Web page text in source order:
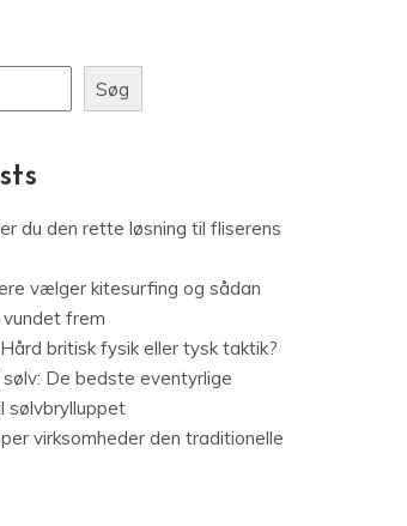
Søg
du den rette løsning til fliserens
vælger kitesurfing og sådan
frem
britisk fysik eller tysk taktik?
sølv: De bedste eventyrlige
sølvbrylluppet
virksomheder den traditionelle